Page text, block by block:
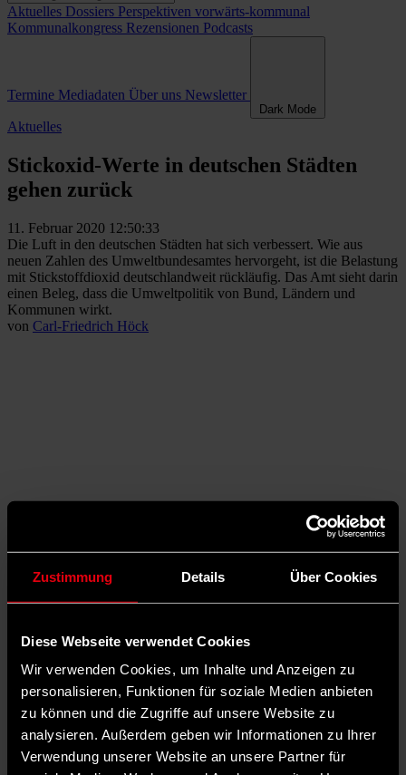
Zustimmung Details Über Cookies
Diese Webseite verwendet Cookies
Wir verwenden Cookies, um Inhalte und Anzeigen zu
personalisieren, Funktionen für soziale Medien anbieten
zu können und die Zugriffe auf unsere Website zu
analysieren. Außerdem geben wir Informationen zu Ihrer
Verwendung unserer Website an unsere Partner für
Aktuelles Dossiers Perspektiven vorwärts-kommunal
Kommunalkongress Rezensionen Podcasts
Termine Mediadaten Über uns Newsletter
Dark Mode
Aktuelles
Stickoxid-Werte in deutschen Städten
gehen zurück
11. Februar 2020 12:50:33
Die Luft in den deutschen Städten hat sich verbessert. Wie aus
neuen Zahlen des Umweltbundesamtes hervorgeht, ist die Belastung
mit Stickstoffdioxid deutschlandweit rückläufig. Das Amt sieht darin
einen Beleg, dass die Umweltpolitik von Bund, Ländern und
Kommunen wirkt.
von Carl-Friedrich Höck
Auf Facebook teilen